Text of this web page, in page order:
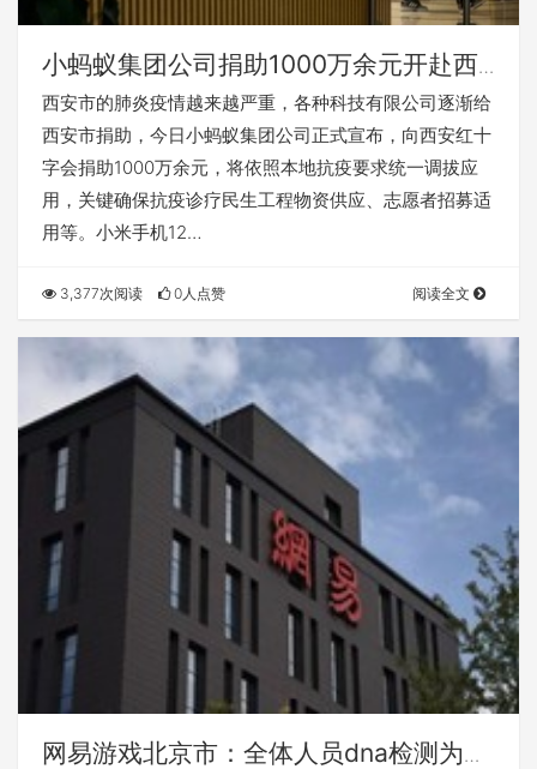
小蚂蚁集团公司捐助1000万余元开赴西
安市抵御肺炎疫情
西安市的肺炎疫情越来越严重，各种科技有限公司逐渐给
西安市捐助，今日小蚂蚁集团公司正式宣布，向西安红十
字会捐助1000万余元，将依照本地抗疫要求统一调拔应
用，关键确保抗疫诊疗民生工程物资供应、志愿者招募适
用等。小米手机12…
3,377次阅读 0人点赞 阅读全文
网易游戏北京市：全体人员dna检测为呈